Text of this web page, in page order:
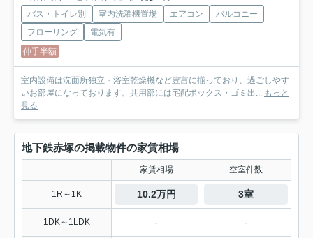
バス・トイレ別 室内洗濯機置場 エアコン
バルコニー
フローリング
電気有
仲手半額
室内設備は洗面所独立・浴室乾燥機など豊富に揃っており、過ごしやす
いお部屋になっております。共用部には宅配ボックス・ゴミ出... もっと
見る
地下鉄赤塚の掲載物件の家賃相場
家賃相場 空室件数
1R～1K 10.2万円 3室
1DK～1LDK - -